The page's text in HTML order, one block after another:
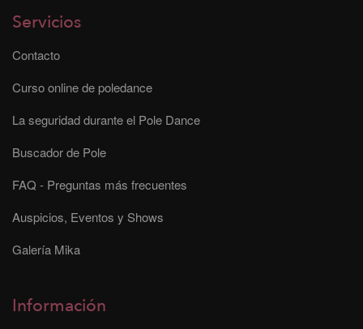
Servicios
Contacto
Curso online de poledance
La seguridad durante el Pole Dance
Buscador de Pole
FAQ - Preguntas más frecuentes
Auspicios, Eventos y Shows
Galería Mika
Información